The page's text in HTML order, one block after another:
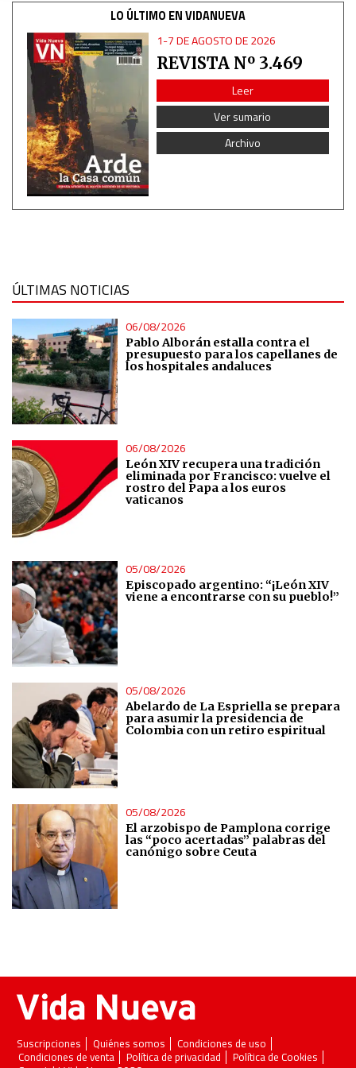
LO ÚLTIMO EN VIDANUEVA
1-7 DE AGOSTO DE 2026
REVISTA Nº 3.469
Leer
Ver sumario
Archivo
ÚLTIMAS NOTICIAS
06/08/2026
Pablo Alborán estalla contra el
presupuesto para los capellanes de
los hospitales andaluces
06/08/2026
León XIV recupera una tradición
eliminada por Francisco: vuelve el
rostro del Papa a los euros
vaticanos
05/08/2026
Episcopado argentino: “¡León XIV
viene a encontrarse con su pueblo!”
05/08/2026
Abelardo de La Espriella se prepara
para asumir la presidencia de
Colombia con un retiro espiritual
05/08/2026
El arzobispo de Pamplona corrige
las “poco acertadas” palabras del
canónigo sobre Ceuta
Suscripciones Quiénes somos
Condiciones de uso
Condiciones de venta
Política de privacidad
Política de Cookies
Use profiles to select personalised content
Measure advertising performance
Measure content performance
Understand audiences through statistics or combinations
of data from different sources
Use precise geolocation data
Identify devices based on information actively requested
Non-IAB processing purposes:
Essential
Analytical
Functional
Advertising